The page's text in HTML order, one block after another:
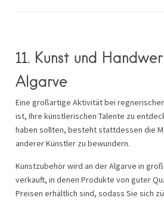
11. Kunst und
Algarve
Eine großartige Aktivität bei
ist, Ihre künstlerischen Talente zu
haben sollten, besteht stattdessen die
anderer Künstler zu bewundern.
Kunstzubehör wird an der Algarve in
verkauft, in denen Produkte von guter
Preisen erhältlich sind, sodass Sie sich